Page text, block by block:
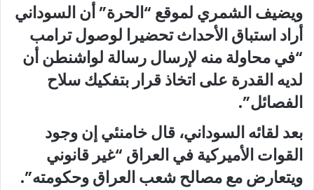
ويضيف الشمري لموقع “الحرة” أن السوداني
أراد استباق الأحداث تحضيرا لوصول ترامب
“في محاولة منه لإرسال رسالة لواشنطن أن
لديه القدرة على اتخاذ قرار بتفكيك سلاح
الفصائل”.
بعد لقائه السوداني، قال خامنئي إن وجود
القوات الأميركية في العراق “غير قانوني
ويتعارض مع مصالح شعب العراق وحكومته”.